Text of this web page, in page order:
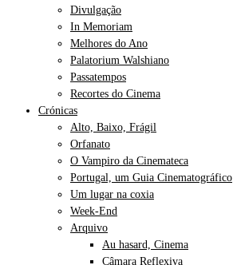
Divulgação
In Memoriam
Melhores do Ano
Palatorium Walshiano
Passatempos
Recortes do Cinema
Crónicas
Alto, Baixo, Frágil
Orfanato
O Vampiro da Cinemateca
Portugal, um Guia Cinematográfico
Um lugar na coxia
Week-End
Arquivo
Au hasard, Cinema
Câmara Reflexiva